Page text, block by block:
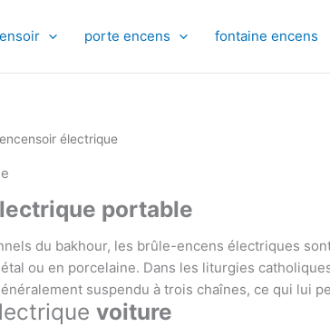
porte encens fontaine encens
électrique
portable
du bakhour, les brûle-encens électriques
ou en porcelaine. Dans les liturgies
suspendu à trois chaînes, ce qui lui
voiture